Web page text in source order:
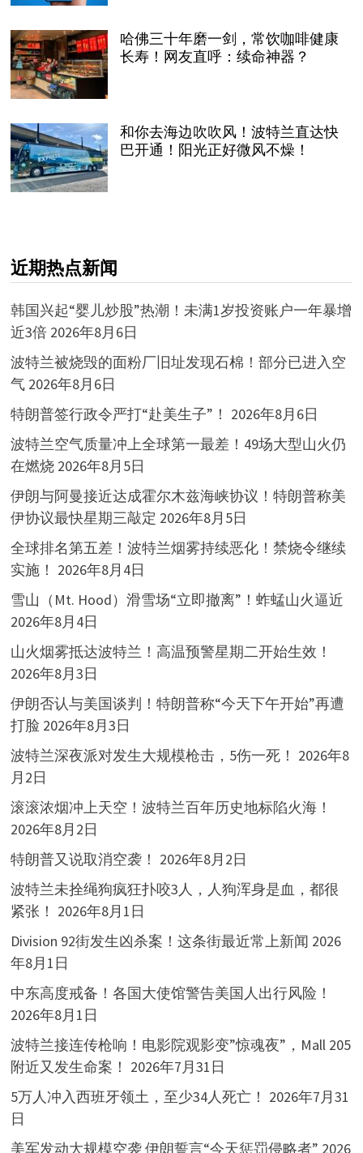
哈佛三十年磨一剑，常饮咖啡健康
长寿！网友直呼：续命神器？
和你去海边吹吹风！波特兰直达快
巴开通！阳光正好微风不燥！
近期热点新闻
韩国兴起“婴儿炒股”热潮！未满1岁投资账户一年暴增
近3倍 2026年8月6日
波特兰被烧毁的面粉厂旧址发现石棉！部分已进入空
气 2026年8月6日
特朗普签行政令严打“赴美生子”！ 2026年8月6日
波特兰空气质量冲上全球第一最差！49场大型山火仍
在燃烧 2026年8月5日
伊朗与阿曼接近达成霍尔木兹海峡协议！特朗普称美
伊协议最快星期三敲定 2026年8月5日
全球排名第五差！波特兰烟雾持续恶化！禁烧令继续
实施！ 2026年8月4日
雪山（Mt. Hood）滑雪场“立即撤离”！蚱蜢山火逼近
2026年8月4日
山火烟雾抵达波特兰！高温预警星期二开始生效！
2026年8月3日
伊朗否认与美国谈判！特朗普称“今天下午开始”再遭
打脸 2026年8月3日
波特兰深夜派对发生大规模枪击，5伤一死！ 2026年8
月2日
滚滚浓烟冲上天空！波特兰百年历史地标陷火海！
2026年8月2日
特朗普又说取消空袭！ 2026年8月2日
波特兰未拴绳狗疯狂扑咬3人，人狗浑身是血，都很
紧张！ 2026年8月1日
Division 92街发生凶杀案！这条街最近常上新闻 2026
年8月1日
中东高度戒备！各国大使馆警告美国人出行风险！
2026年8月1日
波特兰接连传枪响！电影院观影变”惊魂夜”，Mall 205
附近又发生命案！ 2026年7月31日
5万人冲入西班牙领土，至少34人死亡！ 2026年7月31
日
美军发动大规模空袭 伊朗誓言“今天惩罚侵略者” 2026